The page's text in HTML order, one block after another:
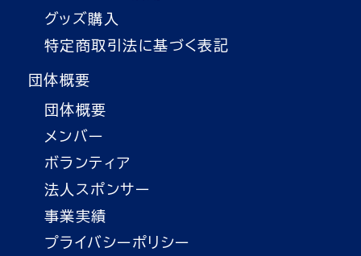
グッズ購入
特定商取引法に基づく表記
団体概要
団体概要
メンバー
ボランティア
法人スポンサー
事業実績
プライバシーポリシー